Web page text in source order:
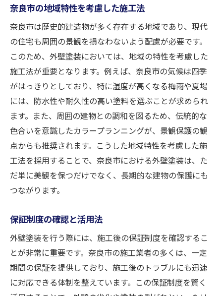
奈良市の地域特性を考慮した施工法
奈良市は歴史的建造物が多く存在する地域であり、現代
の住宅も周囲の景観を損なわないよう配慮が必要です。
このため、外壁塗装においては、地域の特性を考慮した
施工法が重要となります。例えば、奈良市の気候は四季
がはっきりとしており、特に湿度が高くなる梅雨や夏場
には、防水性や耐久性の高い塗料を選ぶことが求められ
ます。また、周囲の建物との調和を図るため、伝統的な
色合いを意識したカラープランニングが、景観保護の観
点からも推奨されます。こうした地域特性を考慮した施
工法を採用することで、奈良市における外壁塗装は、た
だ単に美観を保つだけでなく、長期的な建物の保護にも
つながります。
保証制度の確認と活用法
外壁塗装を行う際には、施工後の保証制度を確認するこ
とが非常に重要です。奈良市の施工業者の多くは、一定
期間の保証を提供しており、施工後のトラブルにも迅速
に対応できる体制を整えています。この保証制度を賢く